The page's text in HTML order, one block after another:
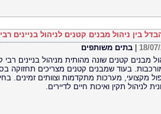
בין ניהול מבנים קטנים לניהול בניינים
18/
בתים משותפים
מבנים קטנים שונה מהותית מניהול בניינים
בעוד שמבנים קטנים מצריכים תחזוקה
מקצועי, מערכות מתקדמות וצוותים זמינים.
לניהול תקין ואיכות חיים לדיירים.